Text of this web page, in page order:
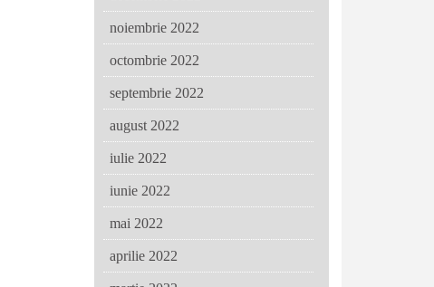
noiembrie 2022
octombrie 2022
septembrie 2022
august 2022
iulie 2022
iunie 2022
mai 2022
aprilie 2022